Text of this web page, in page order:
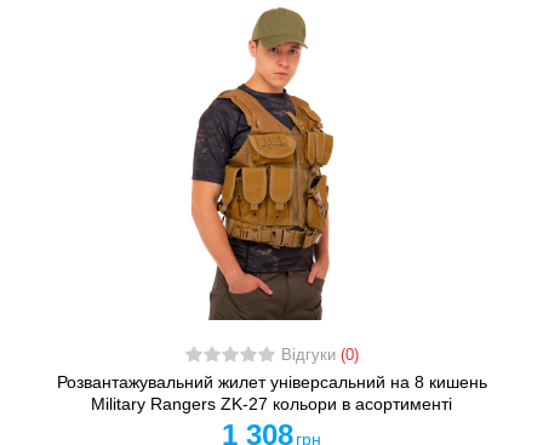
Відгуки (0)
Розвантажувальний жилет універсальний на 8 кишень
Military Rangers ZK-27 кольори в асортименті
1 308 грн